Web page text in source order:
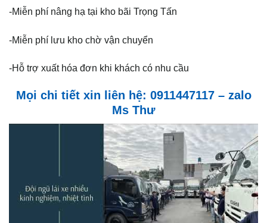
-Miễn phí nâng hạ tại kho bãi Trọng Tấn
-Miễn phí lưu kho chờ vận chuyển
-Hỗ trợ xuất hóa đơn khi khách có nhu cầu
Mọi chi tiết xin liên hệ: 0911447117 – zalo
Ms Thư